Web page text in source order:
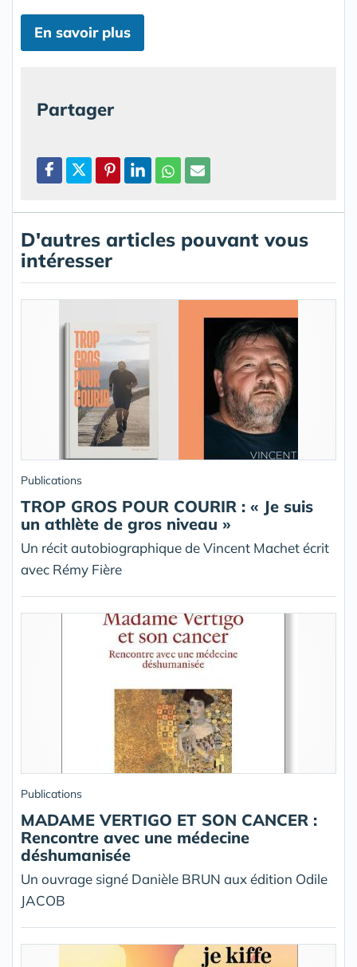
En savoir plus
Partager
D'autres articles pouvant vous
intéresser
Publications
TROP GROS POUR COURIR : « Je suis
un athlète de gros niveau »
Un récit autobiographique de Vincent Machet écrit
avec Rémy Fière
Publications
MADAME VERTIGO ET SON CANCER :
Rencontre avec une médecine
déshumanisée
Un ouvrage signé Danièle BRUN aux édition Odile
JACOB